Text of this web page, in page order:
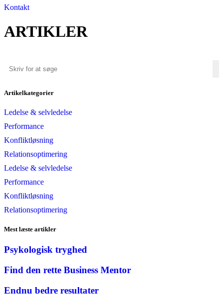
Kontakt
ARTIKLER
Artikelkategorier
Ledelse & selvledelse
Performance
Konfliktløsning
Relationsoptimering
Ledelse & selvledelse
Performance
Konfliktløsning
Relationsoptimering
Mest læste artikler
Psykologisk tryghed
Find den rette Business Mentor
Endnu bedre resultater